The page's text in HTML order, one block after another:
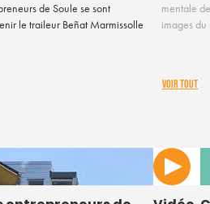
de Soule se sont
le traileur Beñat Marmissolle
mentale
images
VOIR TOUT